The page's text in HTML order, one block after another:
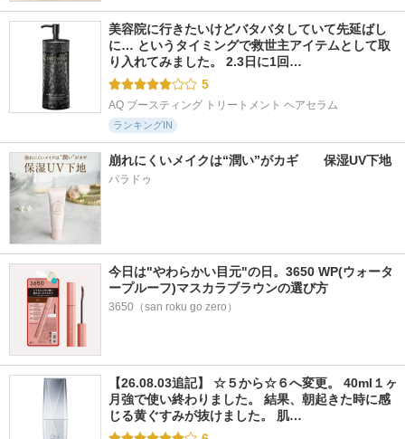
Anua
SK-II
Anua
美容院に行きたいけどバタバタしていて先延ばし
に… というタイミングで救世主アイテムとして取
り入れてみました。 2.3日に1回…
5
AQ ブースティング トリートメント ヘアセラム
ランキングIN
崩れにくいメイクは“潤い”がカギ　　保湿UV下地
パラドゥ
今日は"やわらかい目元"の日。3650 WP(ウォータ
ープルーフ)マスカラブラウンの選び方
3650（san roku go zero）
【26.08.03追記】 ☆５から☆６へ変更。 40ml１ヶ
月強で使い終わりました。 結果、朝起きた時に感
じる黄ぐすみが抜けました。 肌…